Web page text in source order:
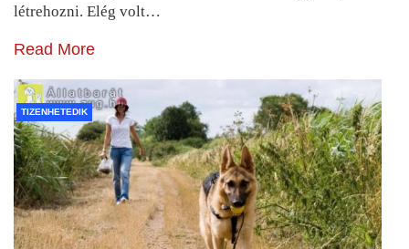
létrehozni. Elég volt…
Read More
TIZENHETEDIK